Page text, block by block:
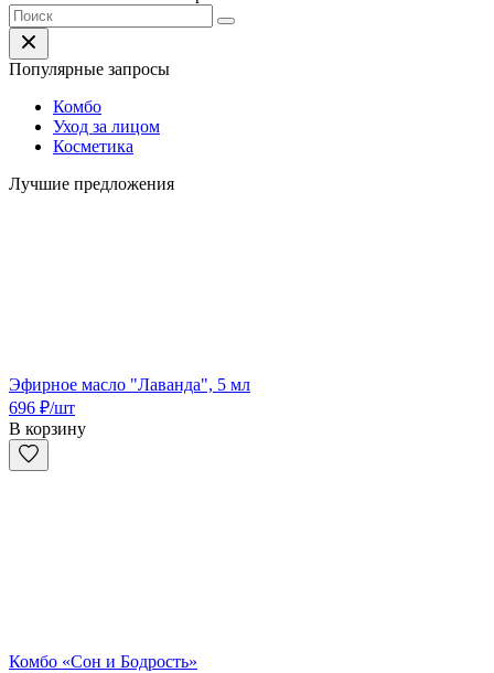
Популярные запросы
Комбо
Уход за лицом
Косметика
Лучшие предложения
Эфирное масло "Лаванда", 5 мл
696 ₽/шт
В корзину
Комбо «Сон и Бодрость»